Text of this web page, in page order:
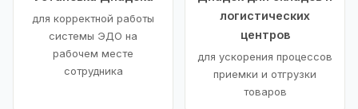
для корректной работы
системы ЭДО на
рабочем месте
сотрудника
логистических
центров
для ускорения процессов
приемки и отгрузки
товаров